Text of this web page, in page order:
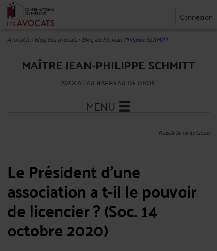
Connexion
Avocat.fr>Blog des avocats>Blog de Me Jean-Philippe SCHMITT
MAÎTRE JEAN-PHILIPPE SCHMITT
AVOCAT AU BARREAU DE DIJON
MENU
Publié le 01/11/2020
Le Président d'une
association a t-il le pouvoir
de licencier ? (Soc. 14
octobre 2020)